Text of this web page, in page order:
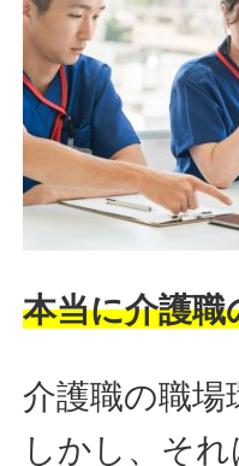
本当に介護職
介護職の職
しかし、そ